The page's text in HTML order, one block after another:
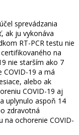
sprevádzania
ak ju vykonáva
RT-PCR testu nie
na
nie starším ako 7
19 a má
alebo ak
COVID-19 aj
uplynulo aspoň 14
zdravotná
na ochorenie COVID-